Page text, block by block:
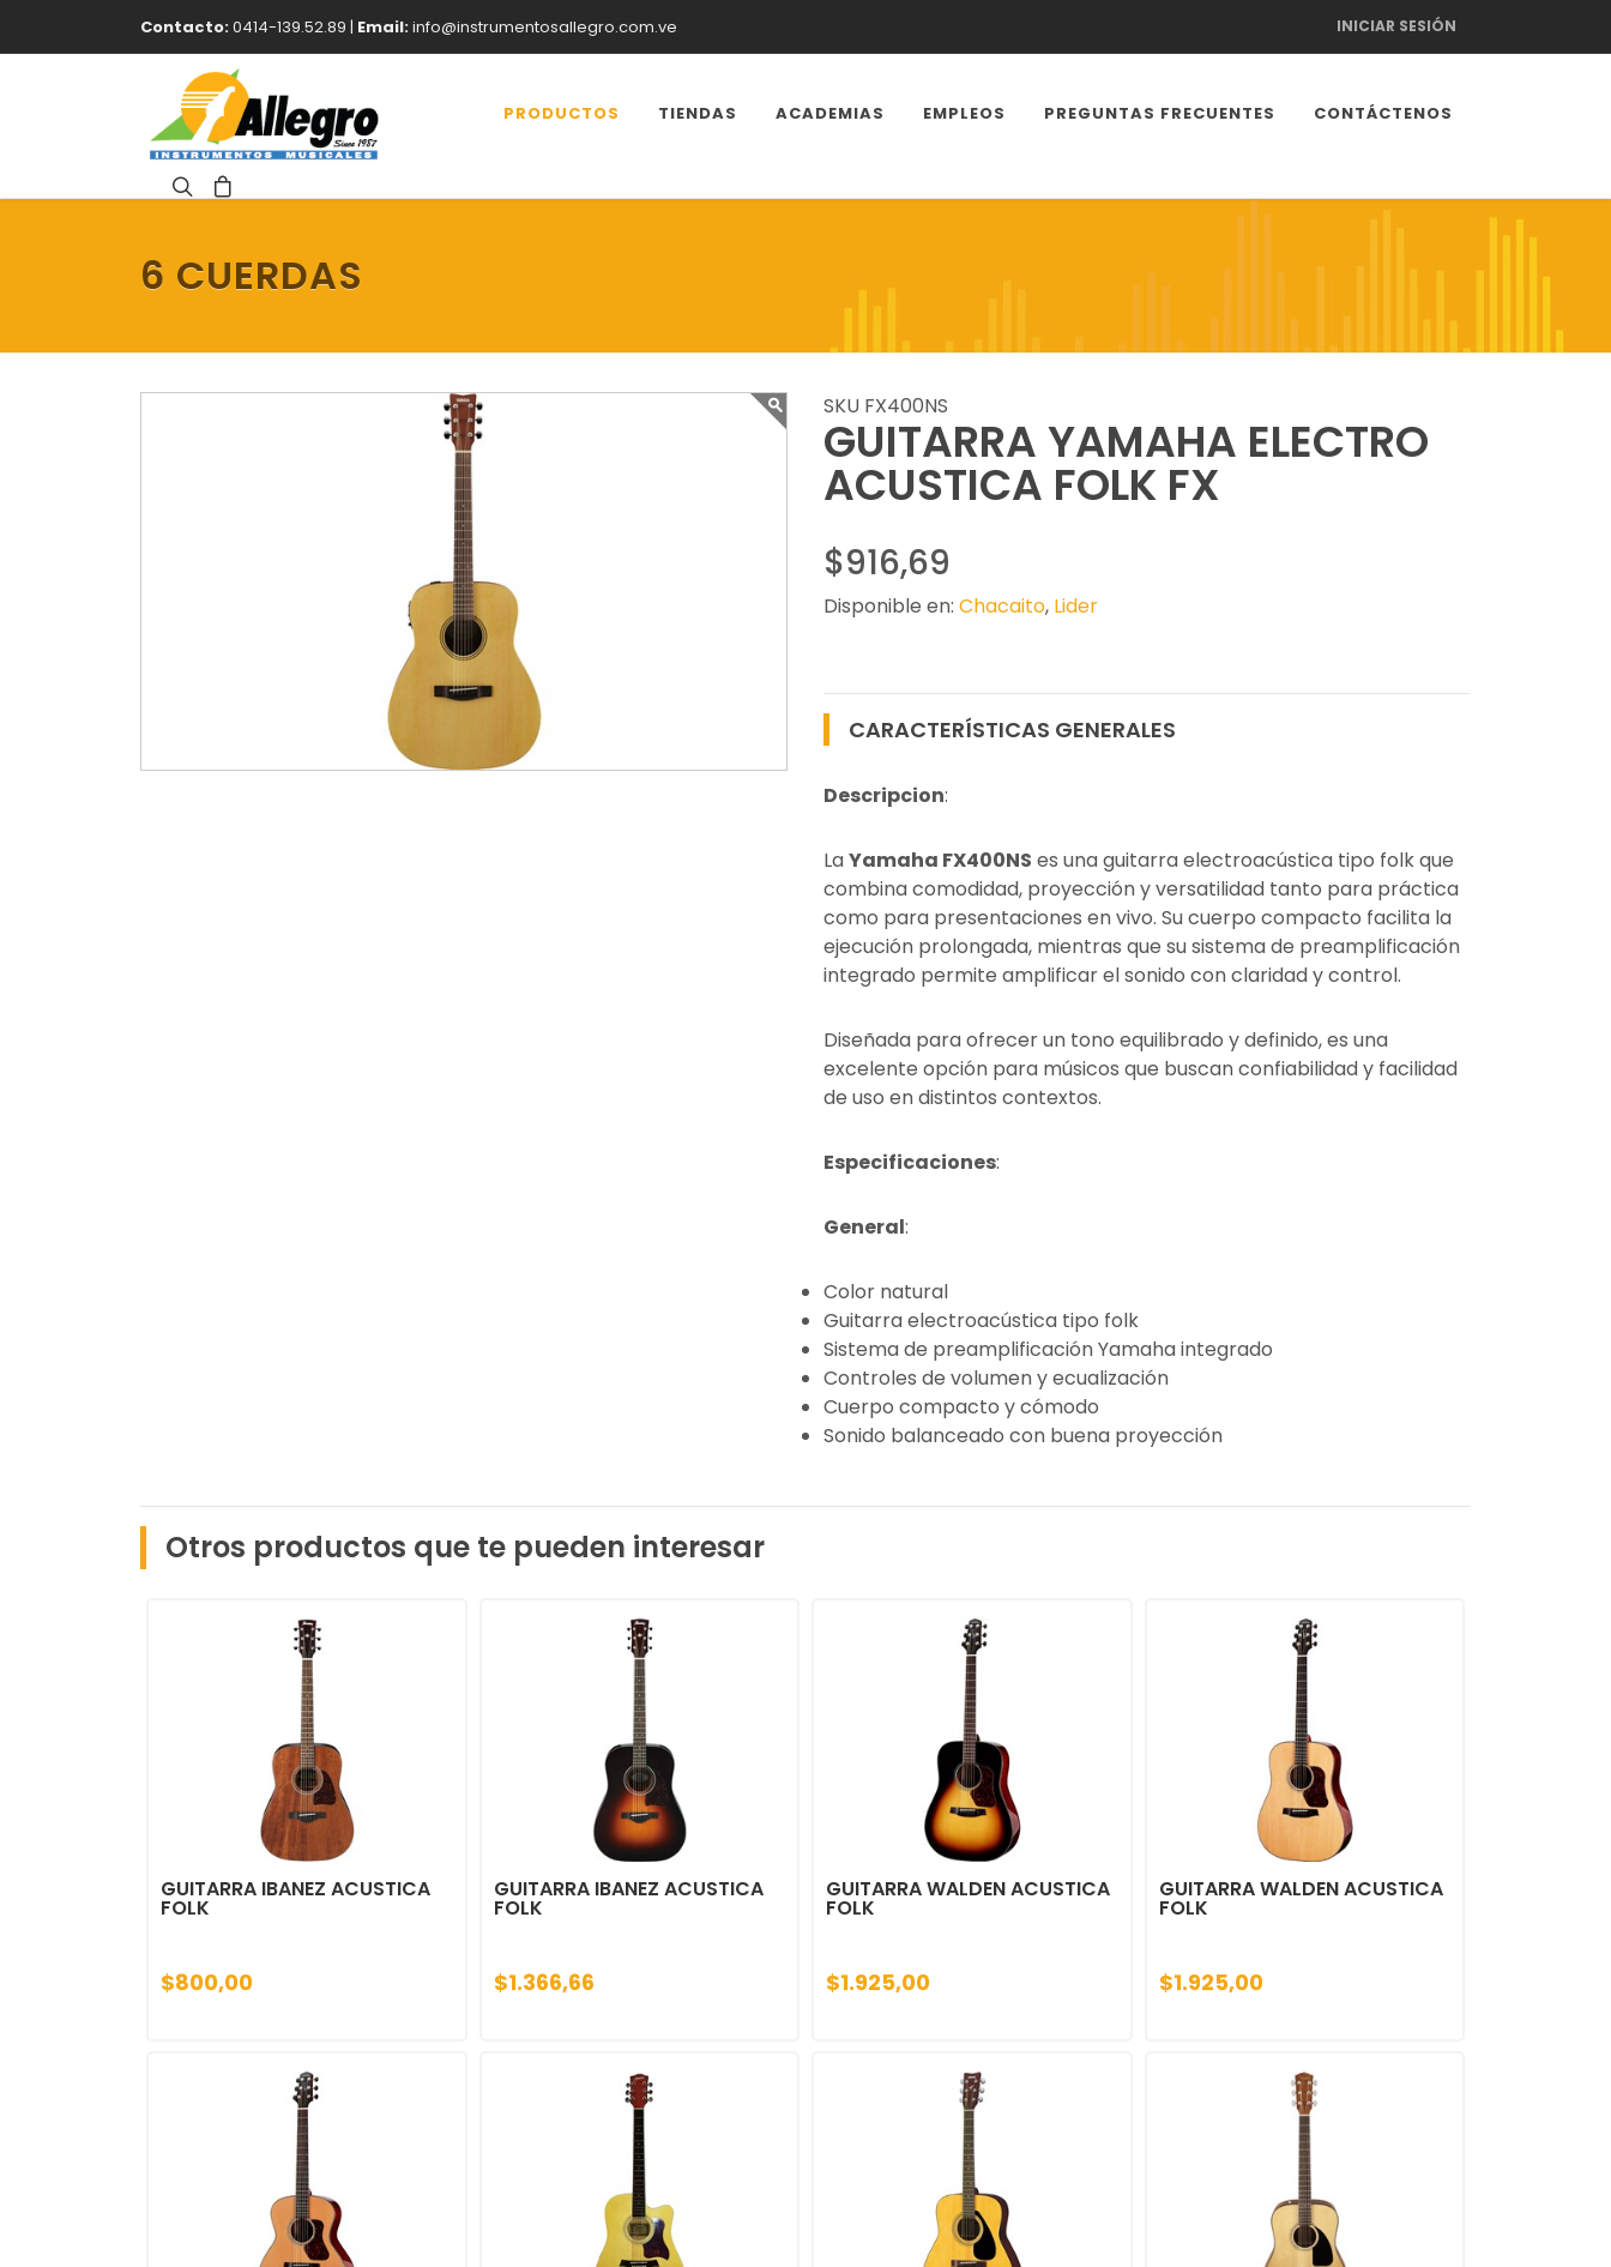
Contacto:0414-139.52.89 | Email:info@instrumentosallegro.com.ve INICIAR SESIÓN
PRODUCTOS TIENDAS ACADEMIAS EMPLEOS PREGUNTAS FRECUENTES CONTÁCTENOS
6 CUERDAS
SKU FX400NS
GUITARRA YAMAHA ELECTRO
ACUSTICA FOLK FX
$916,69
Disponible en: Chacaito, Lider
CARACTERÍSTICAS GENERALES
Descripcion:
LaYamaha FX400NS es una guitarra electroacústica tipo folk que
combina comodidad, proyección y versatilidad tanto para práctica
como para presentaciones en vivo. Su cuerpo compacto facilita la
ejecución prolongada, mientras que su sistema de preamplificación
integrado permite amplificar el sonido con claridad y control.
Diseñada para ofrecer un tono equilibrado y definido, es una
excelente opción para músicos que buscan confiabilidad y facilidad
de uso en distintos contextos.
Especificaciones:
General:
Color natural
Guitarra electroacústica tipo folk
Sistema de preamplificación Yamaha integrado
Controles de volumen y ecualización
Cuerpo compacto y cómodo
Sonido balanceado con buena proyección
Otros productos que te pueden interesar
GUITARRA IBANEZ ACUSTICA
FOLK
$800,00
GUITARRA IBANEZ ACUSTICA
FOLK
$1.366,66
GUITARRA WALDEN ACUSTICA
FOLK
$1.925,00
GUITARRA WALDEN ACUSTICA
FOLK
$1.925,00